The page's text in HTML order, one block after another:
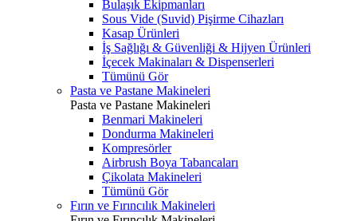
Bulaşık Ekipmanları
Sous Vide (Suvid) Pişirme Cihazları
Kasap Ürünleri
İş Sağlığı & Güvenliği & Hijyen Ürünleri
İçecek Makinaları & Dispenserleri
Tümünü Gör
Pasta ve Pastane Makineleri
Pasta ve Pastane Makineleri
Benmari Makineleri
Dondurma Makineleri
Kompresörler
Airbrush Boya Tabancaları
Çikolata Makineleri
Tümünü Gör
Fırın ve Fırıncılık Makineleri